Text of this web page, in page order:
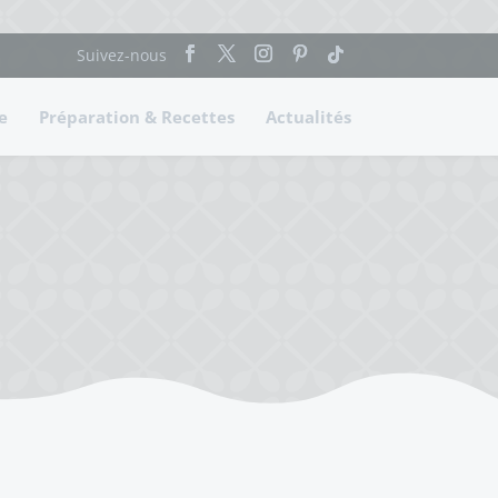
Préparation & Recettes Actualités